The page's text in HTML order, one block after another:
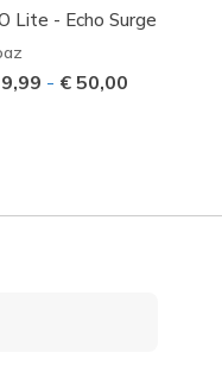
Lite - Echo Surge
- € 50,00